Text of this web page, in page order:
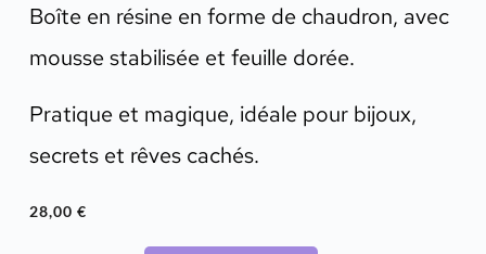
Boîte en résine en forme de chaudron, avec
mousse stabilisée et feuille dorée.
Pratique et magique, idéale pour bijoux,
secrets et rêves cachés.
28,00 €